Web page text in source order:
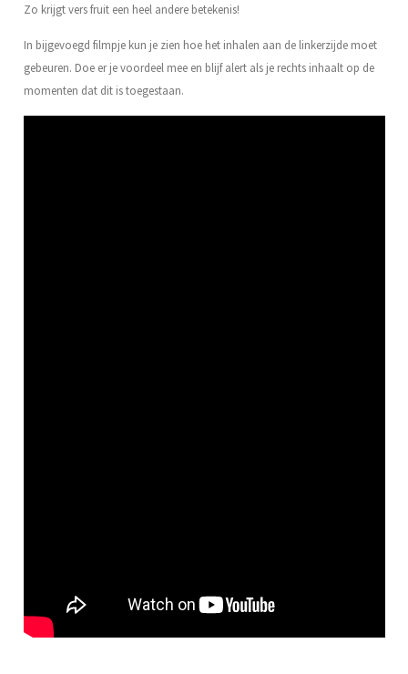
Zo krijgt vers fruit een heel andere betekenis!
In bijgevoegd filmpje kun je zien hoe het inhalen aan de linkerzijde moet
gebeuren. Doe er je voordeel mee en blijf alert als je rechts inhaalt op de
momenten dat dit is toegestaan.